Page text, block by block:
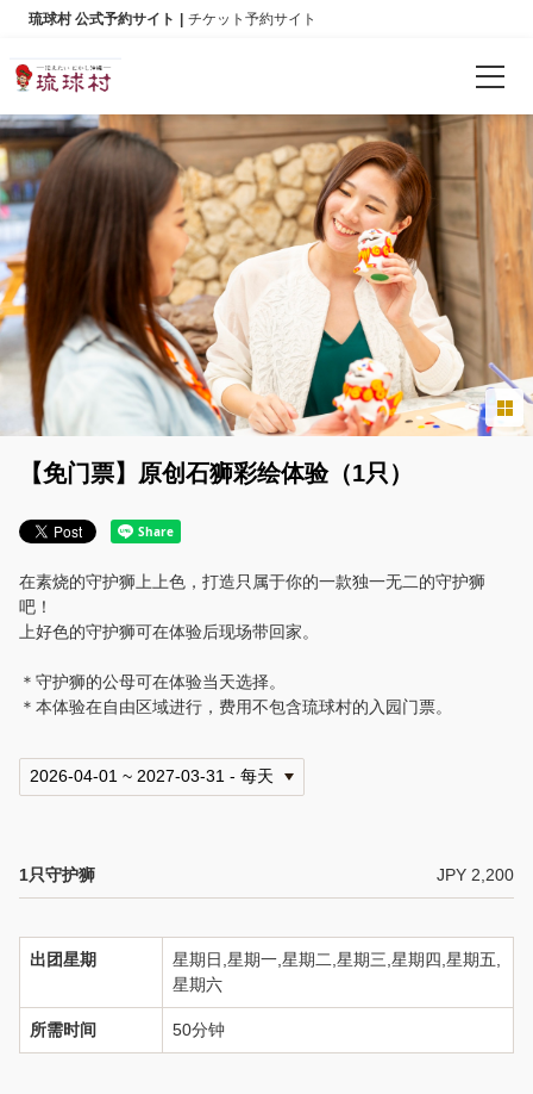
琉球村 公式予約サイト チケット予約サイト
确认预订
语言
日本語
English
한국어
简体中文
【免门票】原创石狮彩绘体验（1只）
在素烧的守护狮上上色，打造只属于你的一款独一无二的守护狮
吧！
上好色的守护狮可在体验后现场带回家。
＊守护狮的公母可在体验当天选择。
＊本体验在自由区域进行，费用不包含琉球村的入园门票。
1只守护狮 JPY 2,200
出团星期
星期日,星期一,星期二,星期三,星期四,星期五,
星期六
所需时间 50分钟